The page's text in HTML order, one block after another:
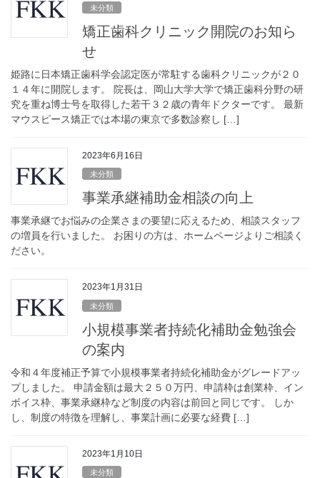
未分類
矯正歯科クリニック開院のお知ら
せ
姫路に日本矯正歯科学会認定医が常駐する歯科クリニックが２０
１４年に開院します。 院長は、岡山大学大学で矯正歯科分野の研
究を重ね博士号を取得した若干３２歳の青年ドクターです。 最新
マウスピース矯正では本場の東京で多数診察し […]
2023年6月16日
未分類
事業承継補助金相談の向上
事業承継でお悩みの企業さまの要望に応えるため、相談スタッフ
の増員を行いました。 お困りの方は、ホームページよりご相談く
ださい。
2023年1月31日
未分類
小規模事業者持続化補助金勉強会
の案内
令和４年度補正予算で小規模事業者持続化補助金がグレードアッ
プしました。 申請金額は最大２５０万円、申請枠は創業枠、イン
ボイス枠、事業承継枠など制度の内容は前回と同じです。 しか
し、制度の特徴を理解し、事業計画に必要な経費 […]
2023年1月10日
未分類